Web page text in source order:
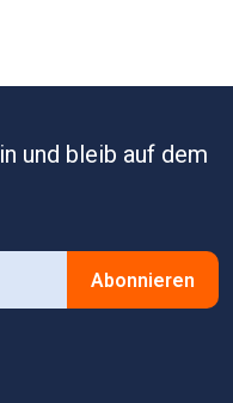
und bleib auf dem
Abonnieren